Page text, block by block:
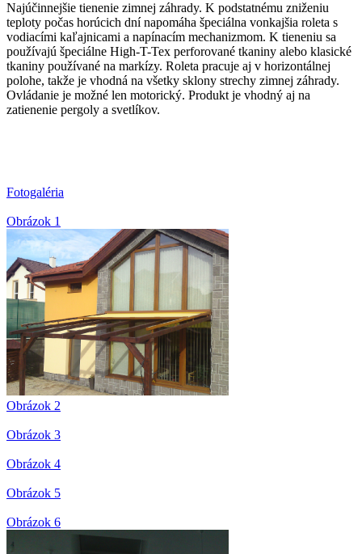
Najúčinnejšie tienenie zimnej záhrady. K podstatnému zniženiu
teploty počas horúcich dní napomáha špeciálna vonkajšia roleta s
vodiacími kaľajnicami a napínacím mechanizmom. K tieneniu sa
používajú špeciálne High-T-Tex perforované tkaniny alebo klasické
tkaniny používané na markízy. Roleta pracuje aj v horizontálnej
polohe, takže je vhodná na všetky sklony strechy zimnej záhrady.
Ovládanie je možné len motorický. Produkt je vhodný aj na
zatienenie pergoly a svetlíkov.
Fotogaléria
Obrázok 1
Obrázok 2
Obrázok 3
Obrázok 4
Obrázok 5
Obrázok 6